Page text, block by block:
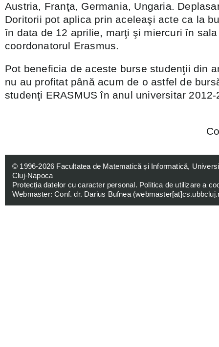
Austria, Franţa, Germania, Ungaria.
Doritorii pot aplica prin aceleaşi acte ca la
în data de 12 aprilie, marţi şi miercuri în
coordonatorul Erasmus.
Pot beneficia de aceste burse studenţii din
nu au profitat până acum de o astfel de
studenţi ERASMUS în anul universitar 2012-
© 1996-2026 Facultatea de Matematică și Informatică,
Cluj-Napoca
Protecția datelor cu caracter personal. Politica de utilizare a
Webmaster: Conf. dr. Darius Bufnea (